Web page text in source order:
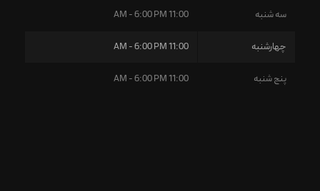
سه شنبه 11:00 AM - 6:00 PM
چهارشنبه 11:00 AM - 6:00 PM
پنج شنبه 11:00 AM - 6:00 PM